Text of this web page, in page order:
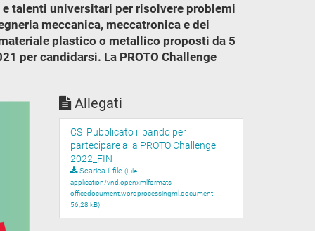
talenti universitari per risolvere problemi
meccanica, meccatronica e dei
plastico o metallico proposti da 5
per candidarsi. La PROTO Challenge
Allegati
CS_Pubblicato il bando per
partecipare alla PROTO Challenge
2022_FIN
Scarica il file (File
application/vnd.openxmlformats-
officedocument.wordprocessingml.document
56,28 kB)